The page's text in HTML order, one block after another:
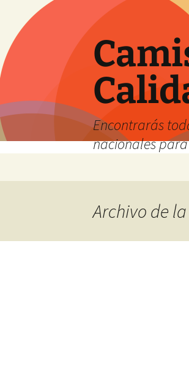
Encontrarás
nacionales
Archivo de